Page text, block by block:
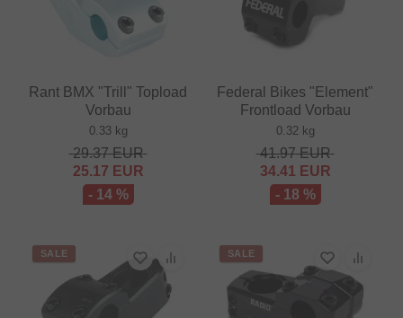
Rant BMX "Trill" Topload
Vorbau
0.33 kg
29.37EUR
25.17 EUR
- 14 %
Federal Bikes "Element"
Frontload Vorbau
0.32 kg
41.97EUR
34.41 EUR
- 18 %
SALE SALE